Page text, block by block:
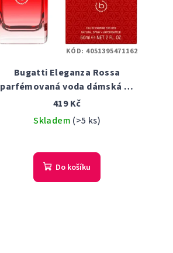
Bugatti Eleganza Rossa
parfémovaná voda dámská 60
ml
419 Kč
Skladem (>5 ks)
Do košíku
KÓD: 4051395471162